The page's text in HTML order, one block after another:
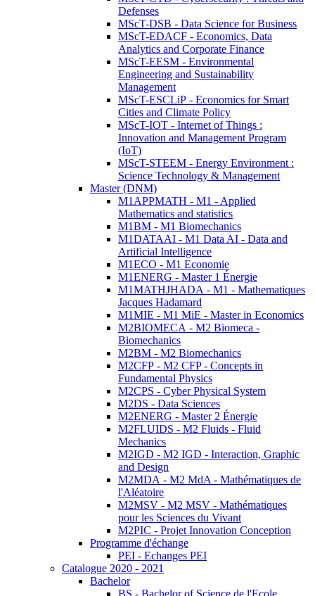
Defenses
MScT-DSB - Data Science for Business
MScT-EDACF - Economics, Data
Analytics and Corporate Finance
MScT-EESM - Environmental
Engineering and Sustainability
Management
MScT-ESCLiP - Economics for Smart
Cities and Climate Policy
MScT-IOT - Internet of Things :
Innovation and Management Program
(IoT)
MScT-STEEM - Energy Environment :
Science Technology & Management
Master (DNM)
M1APPMATH - M1 - Applied
Mathematics and statistics
M1BM - M1 Biomechanics
M1DATAAI - M1 Data AI - Data and
Artificial Intelligence
M1ECO - M1 Economie
M1ENERG - Master 1 Énergie
M1MATHJHADA - M1 - Mathematiques
Jacques Hadamard
M1MIE - M1 MiE - Master in Economics
M2BIOMECA - M2 Biomeca -
Biomechanics
M2BM - M2 Biomechanics
M2CFP - M2 CFP - Concepts in
Fundamental Physics
M2CPS - Cyber Physical System
M2DS - Data Sciences
M2ENERG - Master 2 Énergie
M2FLUIDS - M2 Fluids - Fluid
Mechanics
M2IGD - M2 IGD - Interaction, Graphic
and Design
M2MDA - M2 MdA - Mathématiques de
l'Aléatoire
M2MSV - M2 MSV - Mathématiques
pour les Sciences du Vivant
M2PIC - Projet Innovation Conception
Programme d'échange
PEI - Echanges PEI
Catalogue 2020 - 2021
Bachelor
BS - Bachelor of Science de l'Ecole